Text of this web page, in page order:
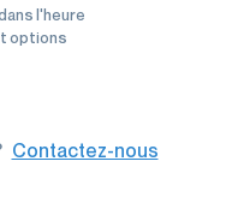
l'heure
options
Contactez-nous